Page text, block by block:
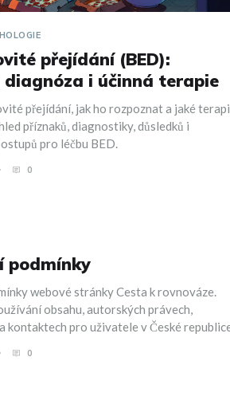
přejídání (BED):
diagnóza i účinná terapie
přejídání, jak ho rozpoznat a jaké
příznaků, diagnostiky, důsledků i
pro léčbu BED.
0
podmínky
webové stránky Cesta k rovnováze.
obsahu, autorských právech,
kontaktech pro uživatele v České
0